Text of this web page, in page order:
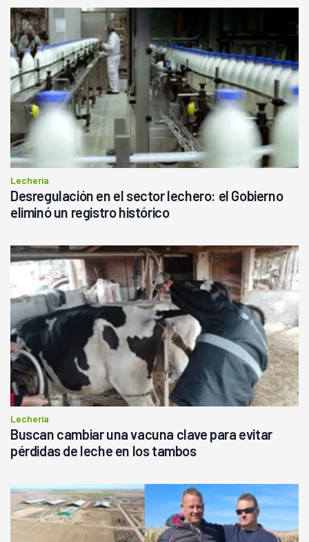
Lechería
Desregulación en el sector lechero: el Gobierno
eliminó un registro histórico
Lechería
Buscan cambiar una vacuna clave para evitar
pérdidas de leche en los tambos